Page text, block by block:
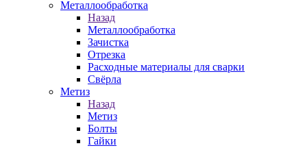
Металлообработка
Назад
Металлообработка
Зачистка
Отрезка
Расходные материалы для сварки
Свёрла
Метиз
Назад
Метиз
Болты
Гайки